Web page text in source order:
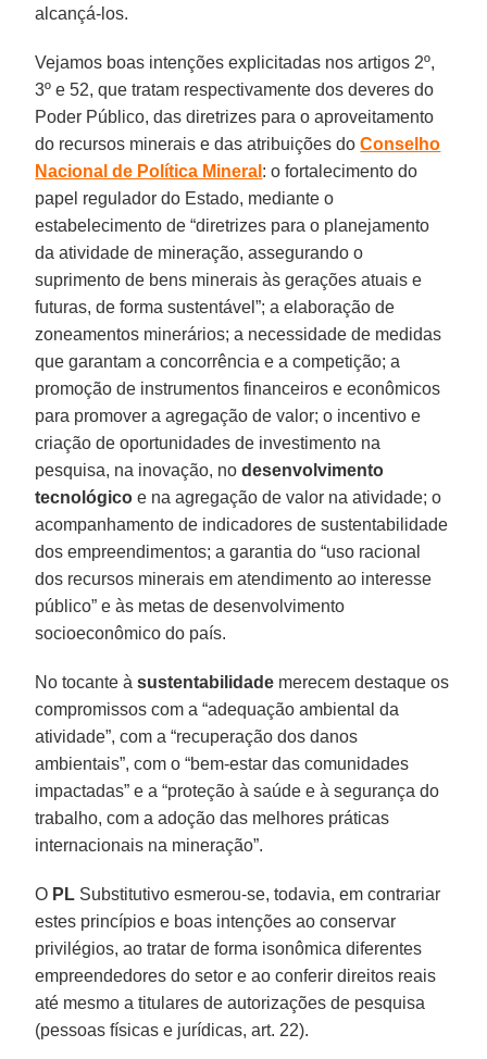
alcançá-los.
Vejamos boas intenções explicitadas nos artigos 2º,
3º e 52, que tratam respectivamente dos deveres do
Poder Público, das diretrizes para o aproveitamento
do recursos minerais e das atribuições doConselho
Nacional de Política Mineral : o fortalecimento do
papel regulador do Estado, mediante o
estabelecimento de “diretrizes para o planejamento
da atividade de mineração, assegurando o
suprimento de bens minerais às gerações atuais e
futuras, de forma sustentável”; a elaboração de
zoneamentos minerários; a necessidade de medidas
que garantam a concorrência e a competição; a
promoção de instrumentos financeiros e econômicos
para promover a agregação de valor; o incentivo e
criação de oportunidades de investimento na
pesquisa, na inovação, nodesenvolvimento
tecnológico e na agregação de valor na atividade; o
acompanhamento de indicadores de sustentabilidade
dos empreendimentos; a garantia do “uso racional
dos recursos minerais em atendimento ao interesse
público” e às metas de desenvolvimento
socioeconômico do país.
No tocante àsustentabilidade merecem destaque os
compromissos com a “adequação ambiental da
atividade”, com a “recuperação dos danos
ambientais”, com o “bem-estar das comunidades
impactadas” e a “proteção à saúde e à segurança do
trabalho, com a adoção das melhores práticas
internacionais na mineração”.
O PL Substitutivo esmerou-se, todavia, em contrariar
estes princípios e boas intenções ao conservar
privilégios, ao tratar de forma isonômica diferentes
empreendedores do setor e ao conferir direitos reais
até mesmo a titulares de autorizações de pesquisa
(pessoas físicas e jurídicas, art. 22).